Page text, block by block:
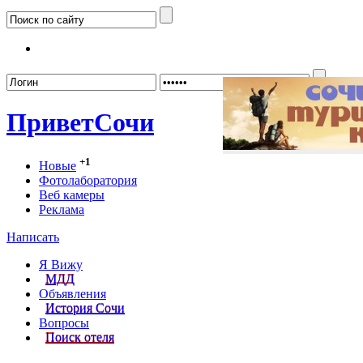
ПриветСочи
Новые +1
Фотолаборатория
Веб камеры
Реклама
Написать
Я Вижу
МДД
Объявления
История Сочи
Вопросы
Поиск отеля